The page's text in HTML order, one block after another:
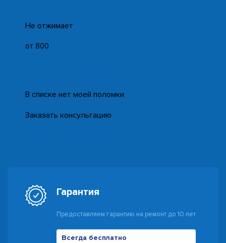
Не отжимает
от 800
В списке нет моей поломки
Заказать консультацию
Гарантия
Предоставляем гарантию на ремонт до 10 лет
Всегда бесплатно